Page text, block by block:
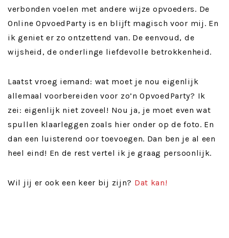
verbonden voelen met andere wijze opvoeders. De
Online OpvoedParty is en blijft magisch voor mij. En
ik geniet er zo ontzettend van. De eenvoud, de
wijsheid, de onderlinge liefdevolle betrokkenheid.
Laatst vroeg iemand: wat moet je nou eigenlijk
allemaal voorbereiden voor zo’n OpvoedParty? Ik
zei: eigenlijk niet zoveel! Nou ja, je moet even wat
spullen klaarleggen zoals hier onder op de foto. En
dan een luisterend oor toevoegen. Dan ben je al een
heel eind! En de rest vertel ik je graag persoonlijk.
Wil jij er ook een keer bij zijn? Dat kan!